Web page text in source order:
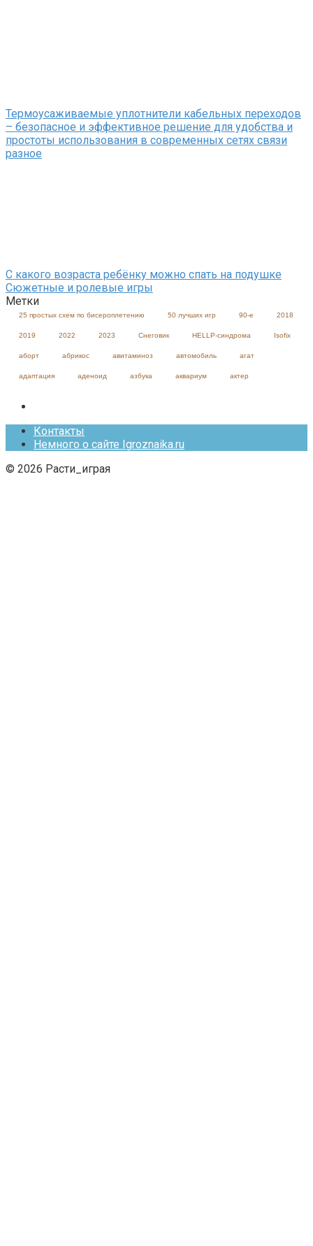
Термоусаживаемые уплотнители кабельных переходов
– безопасное и эффективное решение для удобства и
простоты использования в современных сетях связи
разное
С какого возраста ребёнку можно спать на подушке
Сюжетные и ролевые игры
Метки
25 простых схем по бисероплетению 50 лучших игр 90-е 2018
2019 2022 2023 Cнеговик HELLP-синдрома Isofix
аборт абрикос авитаминоз автомобиль агат
адаптация аденоид азбука аквариум актер
Контакты
Немного о сайте Igroznaika.ru
© 2026 Расти_играя